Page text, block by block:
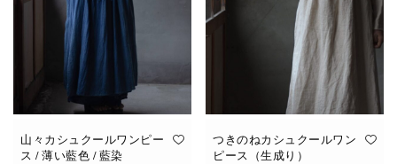
山々カシュクールワンピー
ス / 薄い藍色 / 藍染
つきのねカシュクールワン
ピース（生成り）